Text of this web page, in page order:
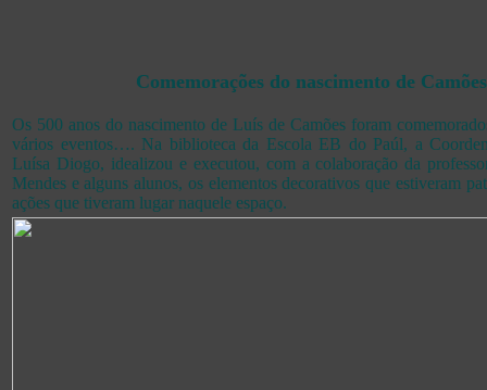
Comemorações do nascimento de Camões
Os 500 anos do nascimento de Luís de Camões foram
vários eventos…. Na biblioteca da Escola EB do Paúl, a
Luísa Diogo, idealizou e executou, com a colaboração da
Mendes e alguns alunos, os elementos decorativos que estiveram
ações que tiveram lugar naquele espaço.